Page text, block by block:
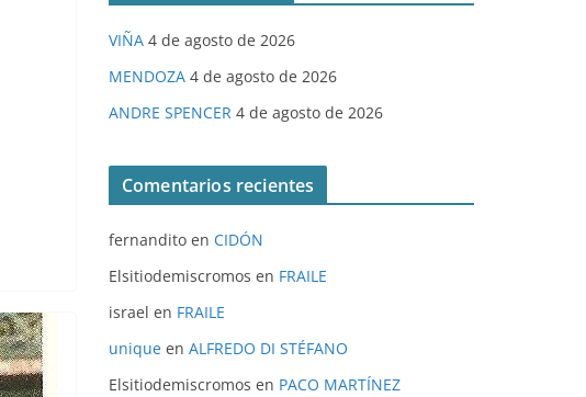
VIÑA 4 de agosto de 2026
MENDOZA 4 de agosto de 2026
ANDRE SPENCER 4 de agosto de 2026
Comentarios recientes
fernandito en CIDÓN
Elsitiodemiscromos en FRAILE
israel en FRAILE
unique en ALFREDO DI STÉFANO
Elsitiodemiscromos en PACO MARTÍNEZ